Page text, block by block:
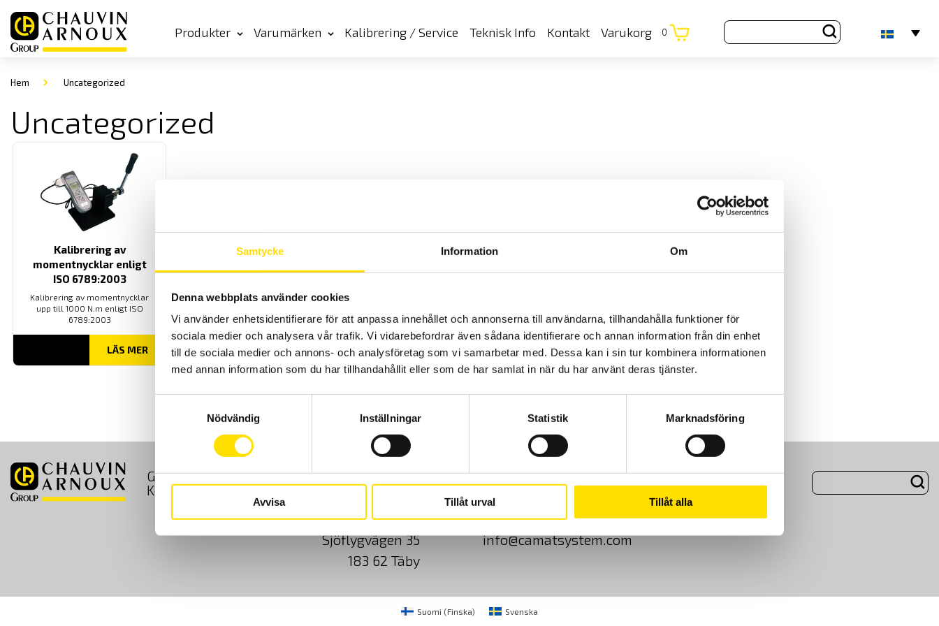
Samtycke Information Om
Denna webbplats använder cookies
Vi använder enhetsidentifierare för att anpassa innehållet och annonserna till användarna, tillhandahålla funktioner för
sociala medier och analysera vår trafik. Vi vidarebefordrar även sådana identifierare och annan information från din enhet
till de sociala medier och annons- och analysföretag som vi samarbetar med. Dessa kan i sin tur kombinera informationen
med annan information som du har tillhandahållit eller som de har samlat in när du har använt deras tjänster.
Nödvändig
Inställningar Statistik Marknadsföring
Avvisa Tillåt urval Tillåt alla
Produkter Varumärken Kalibrering / Service Teknisk Info Kontakt Varukorg 0
Hem Uncategorized
Uncategorized
Kalibrering av
momentnycklar enligt
ISO 6789:2003
Kalibrering av momentnycklar
upp till 1000 N.m enligt ISO
6789:2003
LÄS MER
GDPR Köpvillkor Cookies Klagomål Kundundersökning
Om Oss
Kontakt
CA Mätsystem AB
Sjöflygvägen 35
183 62 Täby
08-50 52 68 00
info@camatsystem.com
Suomi (Finska) Svenska